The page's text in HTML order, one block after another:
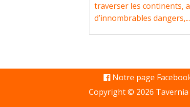
traverser les continents,
d’innombrables dangers,...
Notre page
Copyright © 2026